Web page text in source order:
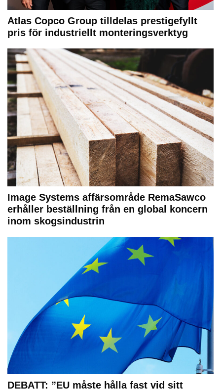
Atlas Copco Group tilldelas prestigefyllt
pris för industriellt monteringsverktyg
Image Systems affärsområde RemaSawco
erhåller beställning från en global koncern
inom skogsindustrin
DEBATT: ”EU måste hålla fast vid sitt